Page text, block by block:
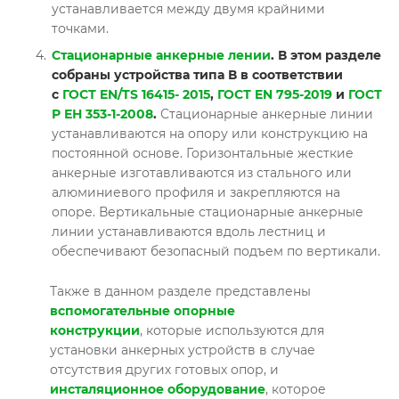
устанавливается между двумя крайними
точками.
Стационарные анкерные лении. В этом разделе
собраны устройства типа В в соответствии
с ГОСТ EN/TS 16415- 2015, ГОСТ EN 795-2019 и ГОСТ
Р ЕН 353-1-2008. Стационарные анкерные линии
устанавливаются на опору или конструкцию на
постоянной основе. Горизонтальные жесткие
анкерные изготавливаются из стального или
алюминиевого профиля и закрепляются на
опоре. Вертикальные стационарные анкерные
линии устанавливаются вдоль лестниц и
обеспечивают безопасный подъем по вертикали.
Также в данном разделе представлены
вспомогательные опорные
конструкции, которые используются для
установки анкерных устройств в случае
отсутствия других готовых опор, и
инсталяционное оборудование, которое